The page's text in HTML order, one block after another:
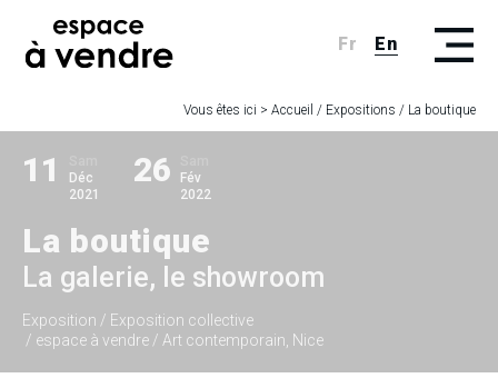
Fr En
Vous êtes ici > Accueil / Expositions / La boutique
11
Déc
2021
26
Fév
2022
La boutique
La galerie, le showroom
Exposition / Exposition collective
/ espace à vendre / Art contemporain, Nice